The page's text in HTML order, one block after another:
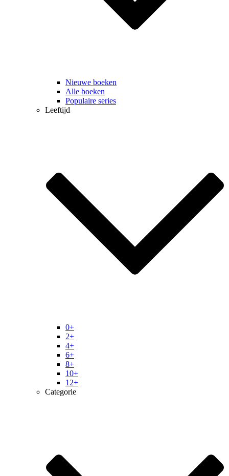
Nieuwe boeken
Alle boeken
Populaire series
Leeftijd
0+
2+
4+
6+
8+
10+
12+
Categorie